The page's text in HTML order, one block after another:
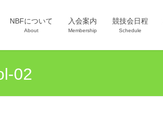
NBFについて
About
入会案内
Membership
競技会日程
Schedule
02